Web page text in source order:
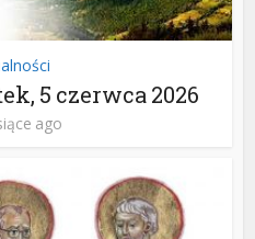
5 czerwca 2026
ago